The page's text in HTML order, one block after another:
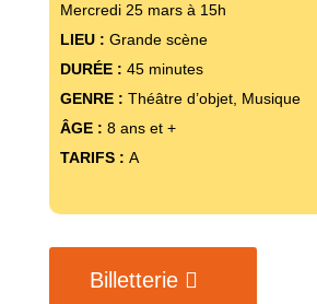
Mercredi 25 mars à 15h
LIEU : Grande scène
DURÉE : 45 minutes
GENRE : Théâtre d’objet, Musique
ÂGE : 8 ans et +
TARIFS : A
Billetterie